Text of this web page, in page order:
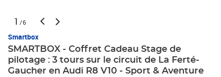
1 /6
Smartbox
SMARTBOX - Coffret Cadeau Stage de
pilotage : 3 tours sur le circuit de La Ferté-
Gaucher en Audi R8 V10 - Sport & Aventure